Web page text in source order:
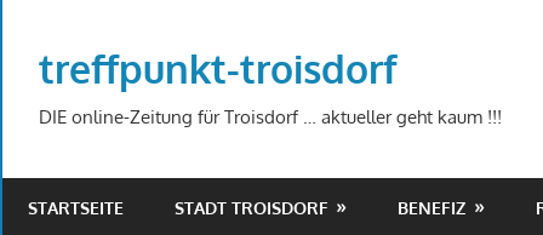
springen
treffpunkt-troisdorf
DIE online-Zeitung für Troisdorf … aktueller geht kaum !!!
STARTSEITE STADT TROISDORF BENEFIZ